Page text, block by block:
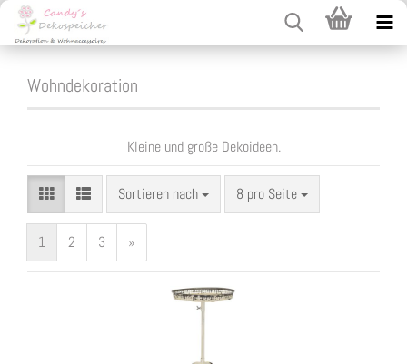
Wohndekoration
Kleine und große Dekoideen.
Sortieren nach
Sortieren nach 8 pro Seite
pro Seite
1 2 3 »